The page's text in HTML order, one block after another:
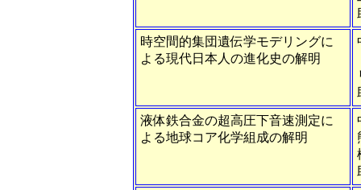
時空間的集団遺伝学モデリングに
よる現代日本人の進化史の解明
液体鉄合金の超高圧下音速測定に
よる地球コア化学組成の解明